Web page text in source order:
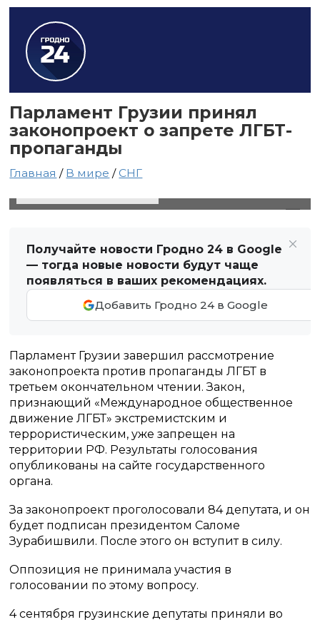
Парламент Грузии принял
законопроект о запрете ЛГБТ-
пропаганды
Главная / В мире /СНГ
Получайте новости Гродно 24 в Google
— тогда новые новости будут чаще
появляться в ваших рекомендациях.
Добавить Гродно 24 в Google
Парламент Грузии завершил рассмотрение
законопроекта против пропаганды ЛГБТ в
третьем окончательном чтении. Закон,
признающий «Международное общественное
движение ЛГБТ» экстремистским и
террористическим, уже запрещен на
территории РФ. Результаты голосования
опубликованы на сайте государственного
органа.
За законопроект проголосовали 84 депутата, и он
будет подписан президентом Саломе
Зурабишвили. После этого он вступит в силу.
Оппозиция не принимала участия в
голосовании по этому вопросу.
4 сентября грузинские депутаты приняли во